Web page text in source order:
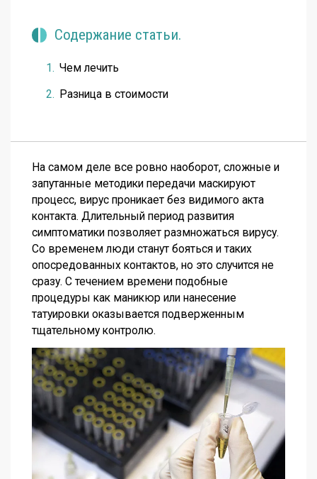
Содержание статьи.
Чем лечить
Разница в стоимости
На самом деле все ровно наоборот, сложные и
запутанные методики передачи маскируют
процесс, вирус проникает без видимого акта
контакта. Длительный период развития
симптоматики позволяет размножаться вирусу.
Со временем люди станут бояться и таких
опосредованных контактов, но это случится не
сразу. С течением времени подобные
процедуры как маникюр или нанесение
татуировки оказывается подверженным
тщательному контролю.